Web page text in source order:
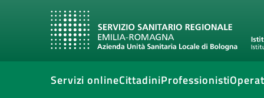
Servizi onlineCittadiniProfessionisti